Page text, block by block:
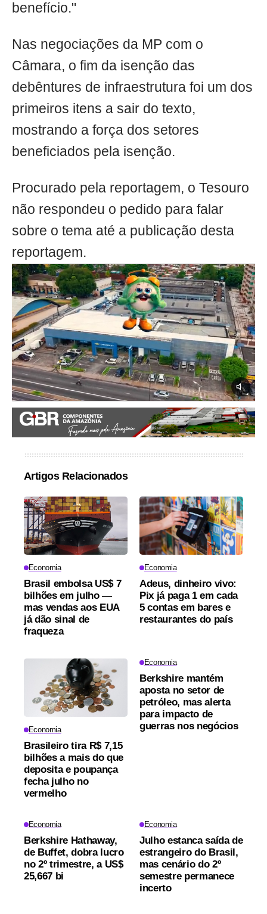
benefício."
Nas negociações da MP com o
Câmara, o fim da isenção das
debêntures de infraestrutura foi um dos
primeiros itens a sair do texto,
mostrando a força dos setores
beneficiados pela isenção.
Procurado pela reportagem, o Tesouro
não respondeu o pedido para falar
sobre o tema até a publicação desta
reportagem.
Artigos Relacionados
Economia
Brasil embolsa US$ 7
bilhões em julho —
mas vendas aos EUA
já dão sinal de
fraqueza
Economia
Adeus, dinheiro vivo:
Pix já paga 1 em cada
5 contas em bares e
restaurantes do país
Economia
Brasileiro tira R$ 7,15
bilhões a mais do que
deposita e poupança
fecha julho no
vermelho
Economia
Berkshire mantém
aposta no setor de
petróleo, mas alerta
para impacto de
guerras nos negócios
Economia
Berkshire Hathaway,
de Buffet, dobra lucro
no 2º trimestre, a US$
25,667 bi
Economia
Julho estanca saída de
estrangeiro do Brasil,
mas cenário do 2º
semestre permanece
incerto